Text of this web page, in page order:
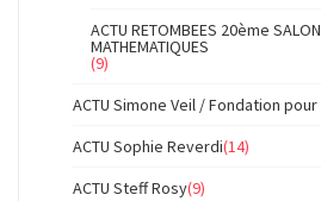
ACTU RETOMBEES 20ème SALON
MATHEMATIQUES
(9)
ACTU Simone Veil / Fondation
ACTU Sophie Reverdi(14)
ACTU Steff Rosy(9)